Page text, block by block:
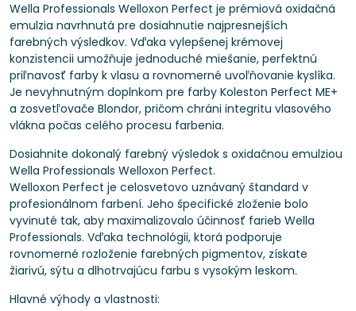
Wella Professionals Welloxon Perfect je prémiová oxidačná
emulzia navrhnutá pre dosiahnutie najpresnejších
farebných výsledkov. Vďaka vylepšenej krémovej
konzistencii umožňuje jednoduché miešanie, perfektnú
priľnavosť farby k vlasu a rovnomerné uvoľňovanie kyslíka.
Je nevyhnutným doplnkom pre farby Koleston Perfect ME+
a zosvetľovače Blondor, pričom chráni integritu vlasového
vlákna počas celého procesu farbenia.
Dosiahnite dokonalý farebný výsledok s oxidačnou emulziou
Wella Professionals Welloxon Perfect.
Welloxon Perfect je celosvetovo uznávaný štandard v
profesionálnom farbení. Jeho špecifické zloženie bolo
vyvinuté tak, aby maximalizovalo účinnosť farieb Wella
Professionals. Vďaka technológii, ktorá podporuje
rovnomerné rozloženie farebných pigmentov, získate
žiarivú, sýtu a dlhotrvajúcu farbu s vysokým leskom.
Hlavné výhody a vlastnosti: